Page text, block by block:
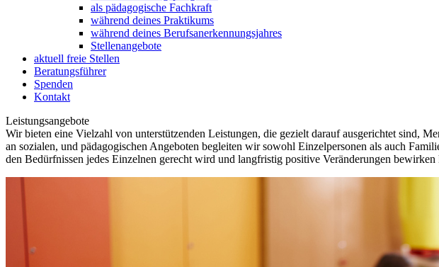
als pädagogische Fachkraft
während deines Praktikums
während deines Berufsanerkennungsjahres
Stellenangebote
aktuell freie Stellen
Beratungsführer
Spenden
Kontakt
Leistungsangebote
Wir bieten eine Vielzahl von unterstützenden Leistungen, die gezielt darauf ausgerichtet sind,
an sozialen, und pädagogischen Angeboten begleiten wir sowohl Einzelpersonen als auch
den Bedürfnissen jedes Einzelnen gerecht wird und langfristig positive Veränderungen